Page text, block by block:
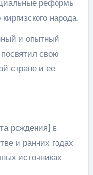
реформы
народа.
и опытный
свою
стране и ее
рождения] в
и ранних годах
источниках